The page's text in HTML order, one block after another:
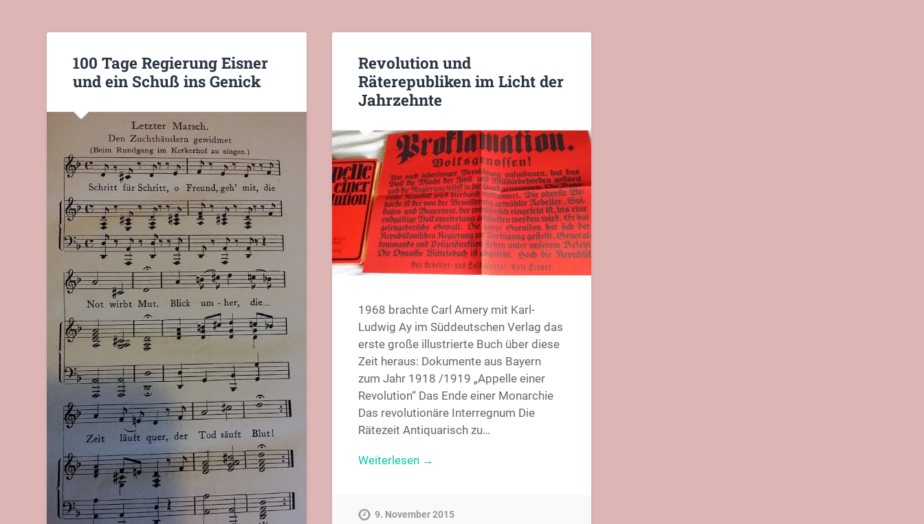
100 Tage Regierung Eisner
und ein Schuß ins Genick
Revolution und
Räterepubliken im Licht der
Jahrzehnte
1968 brachte Carl Amery mit Karl-
Ludwig Ay im Süddeutschen Verlag das
erste große illustrierte Buch über diese
Zeit heraus: Dokumente aus Bayern
zum Jahr 1918 /1919 „Appelle einer
Revolution“ Das Ende einer Monarchie
Das revolutionäre Interregnum Die
Rätezeit Antiquarisch zu…
Weiterlesen →
9. November 2015